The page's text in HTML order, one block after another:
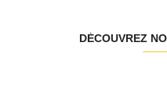
DÉCOUVREZ